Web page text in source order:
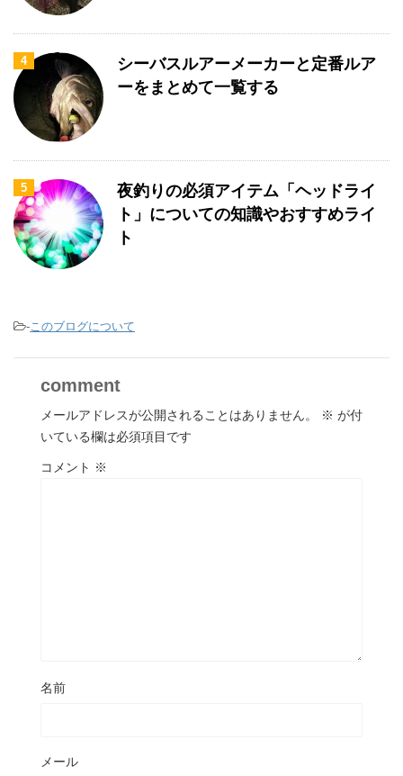
4
シーバスルアーメーカーと定番ルア
ーをまとめて一覧する
5
夜釣りの必須アイテム「ヘッドライ
ト」についての知識やおすすめライ
ト
-このブログについて
comment
メールアドレスが公開されることはありません。 ※ が付
いている欄は必須項目です
コメント ※
名前
メール